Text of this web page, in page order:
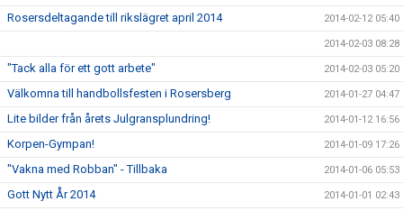
Rosersdeltagande till rikslägret april 2014 2014-02-12 05:40
2014-02-03 08:28
"Tack alla för ett gott arbete" 2014-02-03 05:20
Välkomna till handbollsfesten i Rosersberg 2014-01-27 04:47
Lite bilder från årets Julgransplundring! 2014-01-12 16:56
Korpen-Gympan! 2014-01-09 17:26
"Vakna med Robban" - Tillbaka 2014-01-06 05:53
Gott Nytt År 2014 2014-01-01 02:43